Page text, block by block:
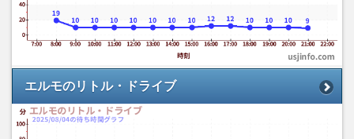
エルモのリトル・ドライブ